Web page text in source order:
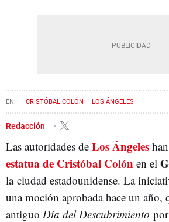
CRISTÓBAL COLÓN LOS ÁNGELES
Redacción
Las autoridades de Los Ángeles
estatua de Cristóbal Colón en el
la ciudad estadounidense. La
una moción aprobada hace un año,
antiguo Día del Descubrimiento